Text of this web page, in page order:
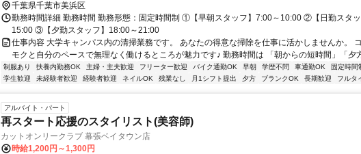
千葉県千葉市美浜区
勤務時間詳細 勤務時間 勤務形態：固定時間制 ①【早朝スタッフ】7:00～10:00 ②【日勤スタ
15:00 ③【夕勤スタッフ】18:00～21:00
仕事内容 大学キャンパス内の清掃業務です。 あなたの得意な掃除を仕事に活かしませんか。
モクと自分のペースで無理なく働けるところが魅力です♪ 勤務時間は 「朝からの短時間」「夕
制服あり 扶養内勤務OK 主婦・主夫歓迎 フリーター歓迎 バイク通勤OK 早朝 学歴不問 車通勤OK
固定時間
学生歓迎
未経験者歓迎 経験者歓迎 ネイルOK 残業なし 月1シフト提出 夕方 ブランクOK 長期歓迎 フルタ
アルバイト・パート
再スタート応援のスタイリスト(美容師)
カットオンリークラブ 幕張ベイタウン店
時給1,200円～1,300円